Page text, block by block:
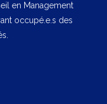
en Management
occupé.e.s des